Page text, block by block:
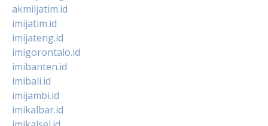
akmiljatim.id
imijatim.id
imijateng.id
imigorontalo.id
imibanten.id
imibali.id
imijambi.id
imikalbar.id